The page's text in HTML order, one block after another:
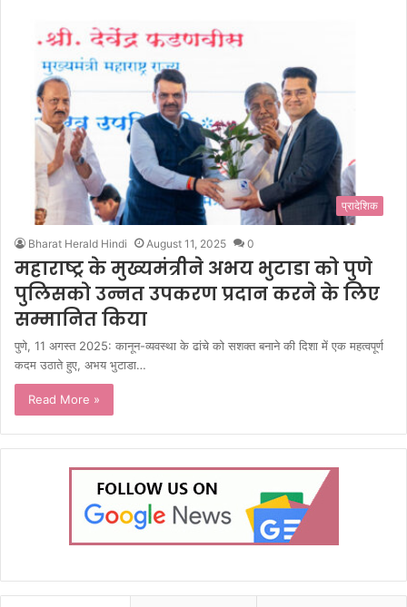
प्रादेशिक
Bharat Herald Hindi August 11, 2025 0
महाराष्ट्र के मुख्यमंत्रीने अभय भुटाडा को पुणे
पुलिसको उन्नत उपकरण प्रदान करने के लिए
सम्मानित किया
पुणे, 11 अगस्त 2025: कानून-व्यवस्था के ढांचे को सशक्त बनाने की दिशा में एक महत्वपूर्ण
कदम उठाते हुए, अभय भुटाडा…
Read More »